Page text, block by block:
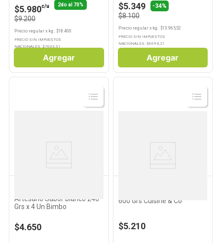
$5.980c/u 2do al 70%
$9.200
Precio regular x kg.: $18.400
PRECIO SIN IMPUESTOS
NACIONALES: $7603,31
Agregar
$5.349 -34%
$8.100
Precio regularx kg. : $13.965,52
PRECIO SIN IMPUESTOS
NACIONALES: $6694,21
Agregar
Ver
Producto
Artesano Sabor blanco 240
Grs x 4 Un Bimbo
$4.650
Ver
Producto
600 Grs Cuisine & Co
$5.210